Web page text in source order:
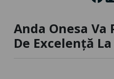
Anda Onesa
De Excelență La